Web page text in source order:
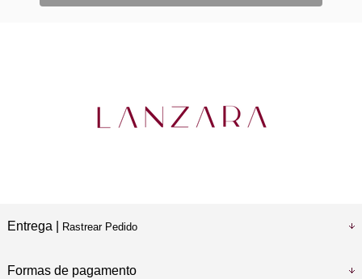
Entrega | Rastrear Pedido
Formas de pagamento